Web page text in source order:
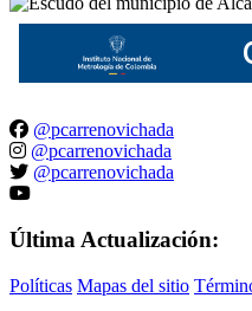
@pcarrenovichada
@pcarrenovichada
@pcarrenovichada
Última Actualización:
Políticas Mapas del sitio